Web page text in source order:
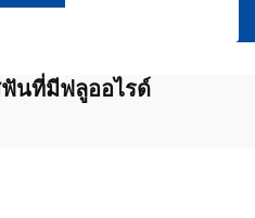
นที่มีฟลูออไรด์